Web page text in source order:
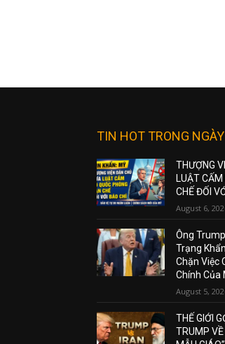
TIN HOT TRONG NGÀY
THƯỢNG
LUẬT CẤM
CHẾ ĐỐI
August 6,
Ông
Trạng
Chặn Việc
Chính Của
August 5,
THẾ GIỚI
TRUMP VỀ